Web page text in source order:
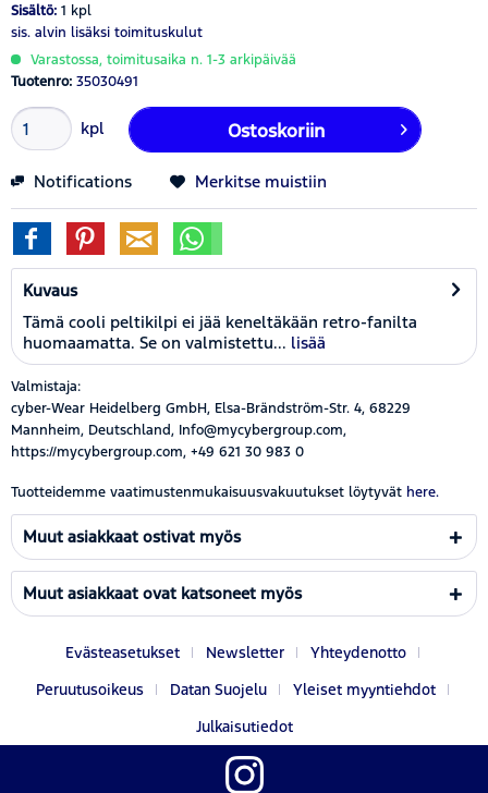
Sisältö: 1 kpl
sis. alvin lisäksi toimituskulut
Varastossa, toimitusaika n. 1-3 arkipäivää
Tuotenro: 35030491
kpl Ostoskoriin
Notifications Merkitse muistiin
Kuvaus
Tämä cooli peltikilpi ei jää keneltäkään retro-fanilta
huomaamatta. Se on valmistettu... lisää
Valmistaja:
cyber-Wear Heidelberg GmbH, Elsa-Brändström-Str. 4, 68229
Mannheim, Deutschland, Info@mycybergroup.com,
https://mycybergroup.com, +49 621 30 983 0
Tuotteidemme vaatimustenmukaisuusvakuutukset löytyvät here.
Muut asiakkaat ostivat myös
Muut asiakkaat ovat katsoneet myös
Evästeasetukset Newsletter
Yhteydenotto
Peruutusoikeus
Datan Suojelu
Yleiset myyntiehdot
Julkaisutiedot